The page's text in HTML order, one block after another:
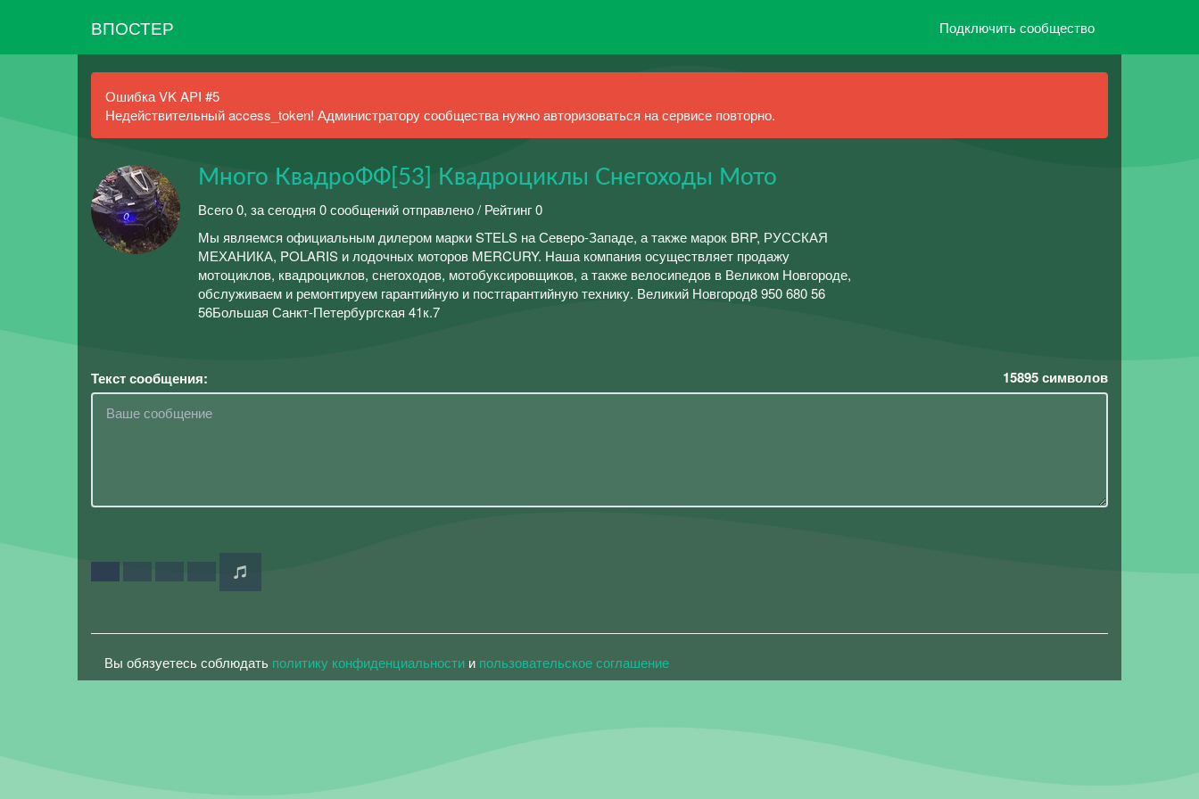
ВПОСТЕР Подключить сообщество
Ошибка VK API #5
Недействительный access_token! Администратору сообщества нужно авторизоваться на сервисе повторно.
Много КвадроФФ[53] Квадроциклы Снегоходы Мото
Всего 0, за сегодня 0 сообщений отправлено / Рейтинг 0
Мы являемся официальным дилером марки STELS на Северо-Западе, а также марок BRP, РУССКАЯ
МЕХАНИКА, POLARIS и лодочных моторов MERCURY. Наша компания осуществляет продажу
мотоциклов, квадроциклов, снегоходов, мотобуксировщиков, а также велосипедов в Великом Новгороде,
обслуживаем и ремонтируем гарантийную и постгарантийную технику. Великий Новгород8 950 680 56
56Большая Санкт-Петербургская 41к.7
Текст сообщения: 15895символов
Вы обязуетесь соблюдать политику конфиденциальности и пользовательское соглашение